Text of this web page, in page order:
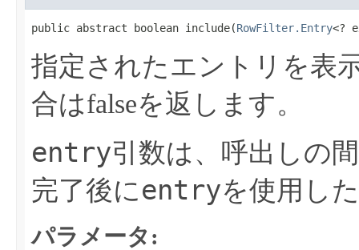
public abstract boolean include​(RowFilter.Entry<?
指定されたエントリを表
合はfalseを返します。
entry引数は、呼出しの
完了後にentryを使用し
パラメータ: